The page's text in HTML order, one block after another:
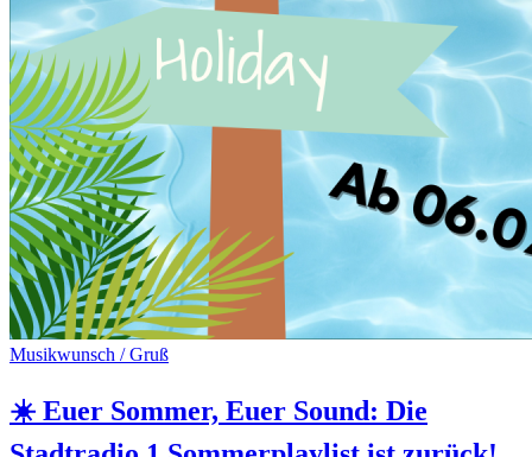
Musikwunsch / Gruß
☀️ Euer Sommer, Euer Sound: Die